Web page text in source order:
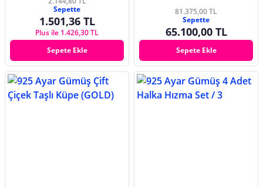
Sepette
1.501,36 TL
Plus ile 1.426,30 TL
Sepete Ekle
81.375,00 TL
Sepette
65.100,00 TL
Sepete Ekle